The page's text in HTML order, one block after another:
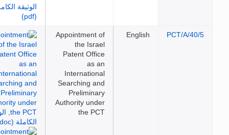
PCT/A/40/5
English
Appointment of
the Israel
Patent Office
International
Searching and
Preliminary
Authority under
the PCT